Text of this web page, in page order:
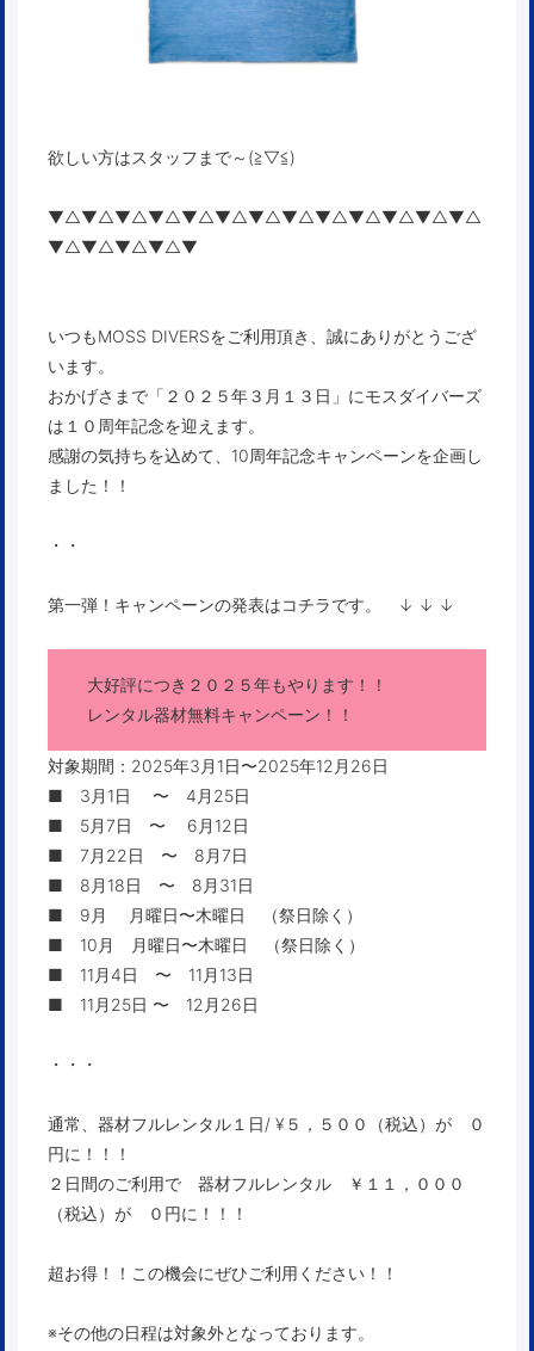
欲しい方はスタッフまで～(≧▽≦)
▼△▼△▼△▼△▼△▼△▼△▼△▼△▼△▼△▼△▼△
▼△▼△▼△▼△▼
いつもMOSS DIVERSをご利用頂き、誠にありがとうござ
います。
おかげさまで「２０２５年３月１３日」にモスダイバーズ
は１０周年記念を迎えます。
感謝の気持ちを込めて、10周年記念キャンペーンを企画し
ました！！
・・
第一弾！キャンペーンの発表はコチラです。 ↓ ↓ ↓
大好評につき２０２５年もやります！！
レンタル器材無料キャンペーン！！
対象期間：2025年3月1日〜2025年12月26日
■ 3月1日 〜 4月25日
■ 5月7日 〜 6月12日
■ 7月22日 〜 8月7日
■ 8月18日 〜 8月31日
■ 9月 月曜日〜木曜日 （祭日除く）
■ 10月 月曜日〜木曜日 （祭日除く）
■ 11月4日 〜 11月13日
■ 11月25日 〜 12月26日
・・・
通常、器材フルレンタル１日/ ¥５，５００（税込）が ０
円に！！！
２日間のご利用で 器材フルレンタル ￥１１，０００
（税込）が ０円に！！！
超お得！！この機会にぜひご利用ください！！
※その他の日程は対象外となっております。